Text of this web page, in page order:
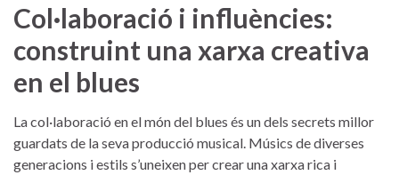
Col·laboració⁢ i influències:
construint ⁣una‌ xarxa creativa⁤
en el blues
La col·laboració en ⁢el món del blues‍ és⁣ un dels secrets millor
guardats de la seva ⁢producció‍ musical. Músics⁢ de diverses⁣
generacions i ⁢estils s’uneixen per crear una⁤ xarxa rica i